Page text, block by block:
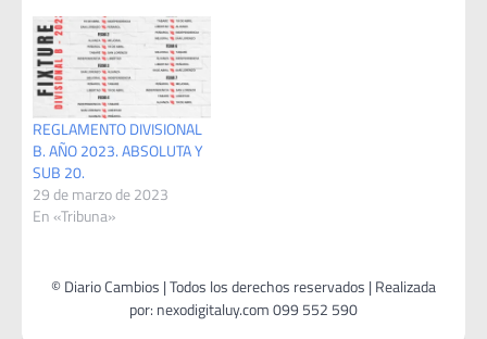
REGLAMENTO DIVISIONAL
B. AÑO 2023. ABSOLUTA Y
SUB 20.
29 de marzo de 2023
En «Tribuna»